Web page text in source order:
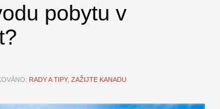
pobytu v
RADY A TIPY, ZAŽIJTE KANADU